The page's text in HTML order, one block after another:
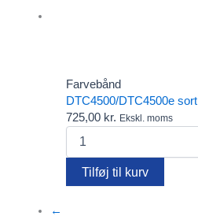
Farvebånd
DTC4500/DTC4500e sort
725,00 kr. Ekskl. moms
DTC4500/DTC4500e
sort
antalTilføj til kurv
←